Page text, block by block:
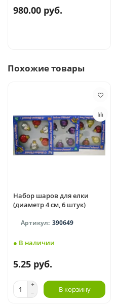
980.00 руб.
Похожие товары
Набор шаров для елки
(диаметр 4 см, 6 штук)
390649
● В наличии
5.25 руб.
В корзину